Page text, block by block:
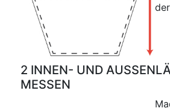
2 INNEN- UND
MESSEN